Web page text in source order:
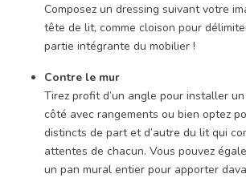
Composez un dressing suivant votre
tête de lit, comme cloison pour
partie intégrante du mobilier !
Contre le mur
Tirez profit d’un angle pour installer
côté avec rangements ou bien optez
distincts de part et d’autre du lit qui
attentes de chacun. Vous pouvez
un pan mural entier pour apporter